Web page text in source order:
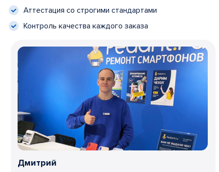
Аттестация со строгими стандартами
Контроль качества каждого заказа
Дмитрий